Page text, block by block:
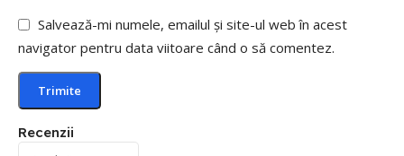
Recenzii
Salvează-mi numele, emailul și site-ul web în acest
navigator pentru data viitoare când o să comentez.